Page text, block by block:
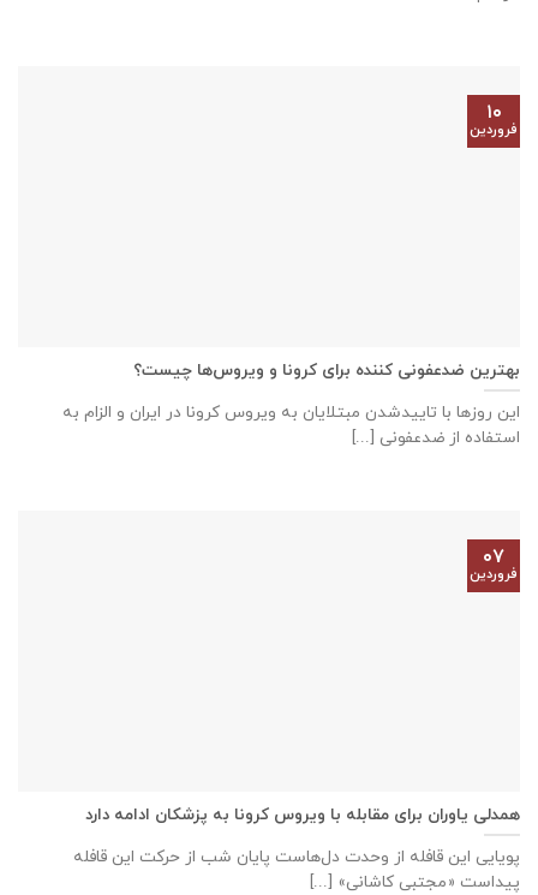
بهترین ضدعفونی کننده برای کرونا و ویروس‌‌ها چیست؟
این روز‌ها با تاییدشدن مبتلایان به ویروس کرونا در ایران و الزام به
استفاده از ضدعفونی [...]
۱۰
فروردین
همدلی یاوران برای مقابله با ویروس کرونا به پزشکان ادامه دارد
پویایی این قافله از وحدت دل‌هاست پایان شب از حرکت این قافله
پیداست «مجتبی کاشانی» [...]
۰۷
فروردین